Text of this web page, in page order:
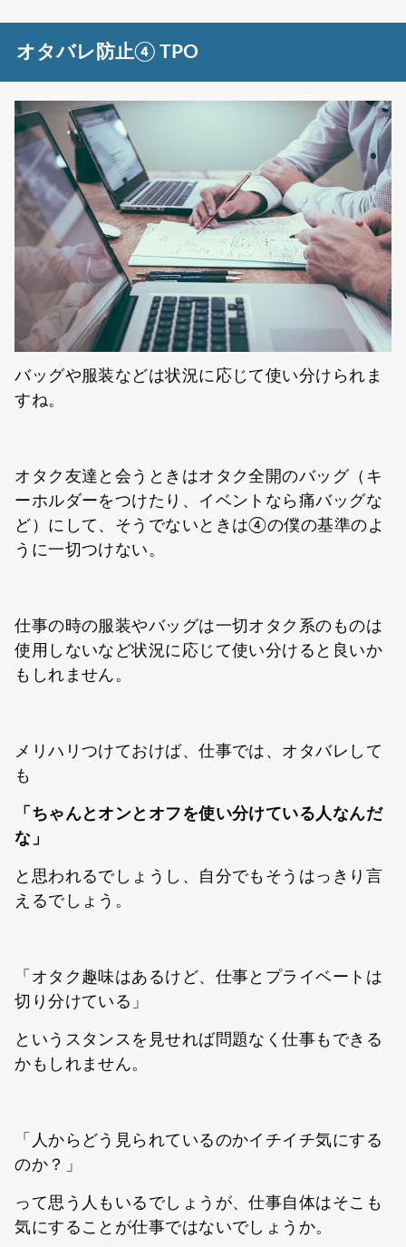
オタバレ防止④ TPO
バッグや服装などは状況に応じて使い分けられま
すね。
オタク友達と会うときはオタク全開のバッグ（キ
ーホルダーをつけたり、イベントなら痛バッグな
ど）にして、そうでないときは④の僕の基準のよ
うに一切つけない。
仕事の時の服装やバッグは一切オタク系のものは
使用しないなど状況に応じて使い分けると良いか
もしれません。
メリハリつけておけば、仕事では、オタバレして
も
「ちゃんとオンとオフを使い分けている人なんだ
な」
と思われるでしょうし、自分でもそうはっきり言
えるでしょう。
「オタク趣味はあるけど、仕事とプライベートは
切り分けている」
というスタンスを見せれば問題なく仕事もできる
かもしれません。
「人からどう見られているのかイチイチ気にする
のか？」
って思う人もいるでしょうが、仕事自体はそこも
気にすることが仕事ではないでしょうか。